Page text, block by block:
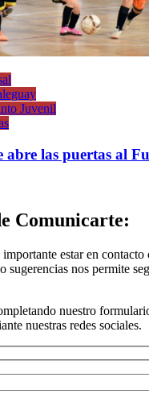
Juvenil
abre las puertas al
Comunicarte:
estar en contacto
sugerencias nos permite
nuestro
nuestras redes sociales.